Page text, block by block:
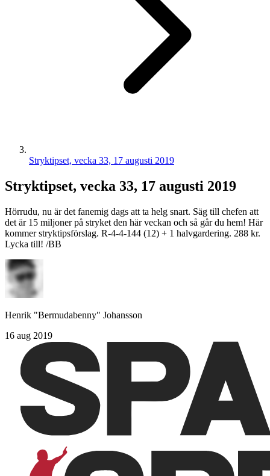
Stryktipset, vecka 33, 17 augusti 2019
Stryktipset, vecka 33, 17 augusti 2019
Hörrudu, nu är det fanemig dags att ta helg snart. Säg till chefen att
det är 15 miljoner på stryket den här veckan och så går du hem! Här
kommer stryktipsförslag. R-4-4-144 (12) + 1 halvgardering. 288 kr.
Lycka till! /BB
Henrik "Bermudabenny" Johansson
16 aug 2019